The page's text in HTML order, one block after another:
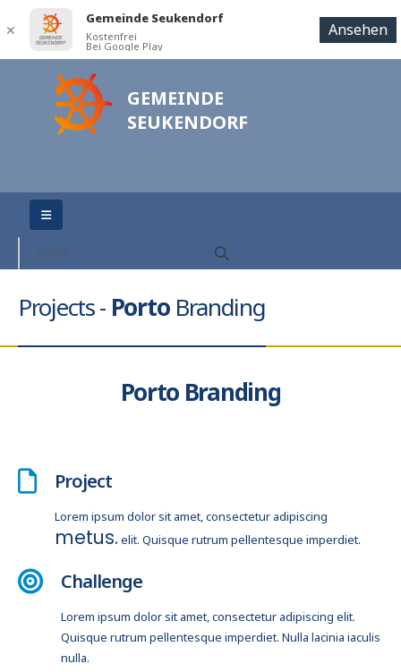
GEMEINDE
SEUKENDORF
Projects - PortoBranding
Porto Branding
Project
Lorem ipsum dolor sit amet, consectetur adipiscing
metus. elit. Quisque rutrum pellentesque imperdiet.
Challenge
Lorem ipsum dolor sit amet, consectetur adipiscing elit.
Quisque rutrum pellentesque imperdiet. Nulla lacinia iaculis
nulla.
✕
Gemeinde Seukendorf
Kostenfrei
Bei Google Play
Ansehen